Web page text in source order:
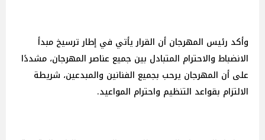
وأكد رئيس المهرجان أن القرار يأتي في إطار ترسيخ مبدأ
الانضباط والاحترام المتبادل بين جميع عناصر المهرجان، مشددًا
على أن المهرجان يرحب بجميع الفنانين والمبدعين، شريطة
الالتزام بقواعد التنظيم واحترام المواعيد.